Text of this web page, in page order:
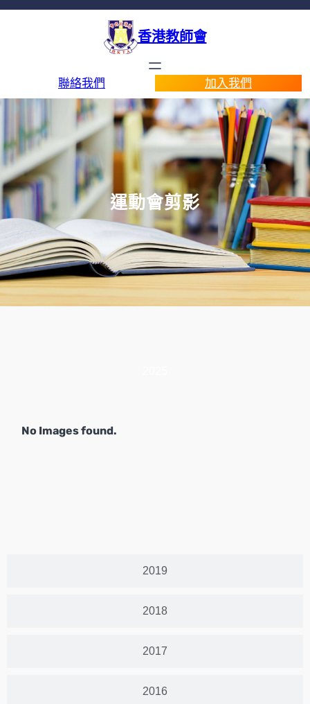
香港教師會
聯絡我們 加入我們
運動會剪影
2019
2018
2017
2016
No Images found.